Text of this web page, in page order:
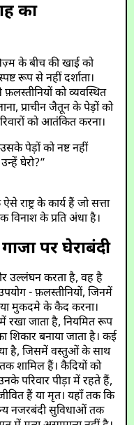
का
के बीच की खाई को
रूप से नहीं दर्शाता।
को व्यवस्थित
प्राचीन जैतून के पेड़ों को
को आतंकित करना।
पेड़ों को नष्ट नहीं
घेरो?”
राष्ट्र के कार्य हैं जो सत्ता
विनाश के प्रति अंधा है।
पर घेराबंदी
उल्लंघन करता है, वह है
- फ़लस्तीनियों, जिनमें
या मुकदमे के कैद करना।
रखा जाता है, नियमित रूप
शिकार बनाया जाता है। कई
है, जिसमें वस्तुओं के साथ
शामिल हैं। कैदियों को
परिवार पीड़ा में रहते हैं,
हैं या मृत। यहाँ तक कि
नजरबंदी सुविधाओं तक